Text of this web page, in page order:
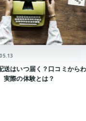
届く？口コミからわかる
体験とは？